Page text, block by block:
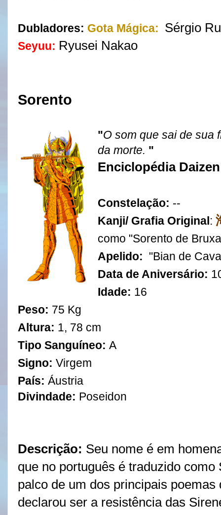
Dubladores: Gota Mágica: Sérgio
Seyuu: Ryusei Nakao
Sorento
"O som que sai de sua
da morte. "
Enciclopédia Daizen
Constelação: --
Kanji/ Grafia Original :
como "Sorento de
Apelido: "Bian de
Data de Aniversário:
Idade: 16
Peso: 75 Kg
Altura: 1, 78 cm
Tipo Sanguíneo: A
Signo: Virgem
País: Áustria
Divindade: Poseidon
Descrição: Seu nome é em
que no português é traduzido
palco de um dos principais
declarou ser a resistência das